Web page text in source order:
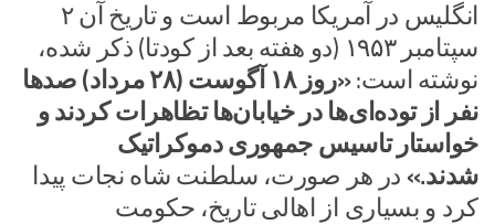
انگلیس در آمریکا مربوط است و تاریخ آن ۲
سپتامبر ۱۹۵۳ (دو هفته بعد از کودتا) ذکر شده،
نوشته است:
«روز ۱۸ آگوست (۲۸ مرداد) صدها
نفر از توده‌ای‌ها در خیابان‌ها تظاهرات کردند و
خواستار تاسیس جمهوری دموکراتیک
شدند.» در هر صورت، سلطنت شاه نجات پیدا
کرد و بسیاری از اهالی تاریخ، حکومت